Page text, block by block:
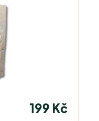
199 Kč